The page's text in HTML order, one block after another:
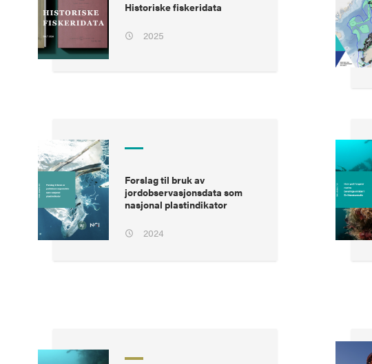
Historiske fiskeridata
2025
Forslag til bruk av
jordobservasjonsdata som
nasjonal plastindikator
2024